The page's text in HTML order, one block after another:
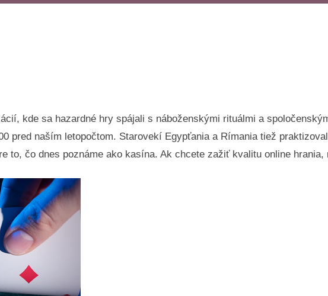
kde sa hazardné hry spájali s náboženskými rituálmi a
pred naším letopočtom. Starovekí Egypťania a Rímania tiež
to, čo dnes poznáme ako kasína. Ak chcete zažiť kvalitu online hrania,